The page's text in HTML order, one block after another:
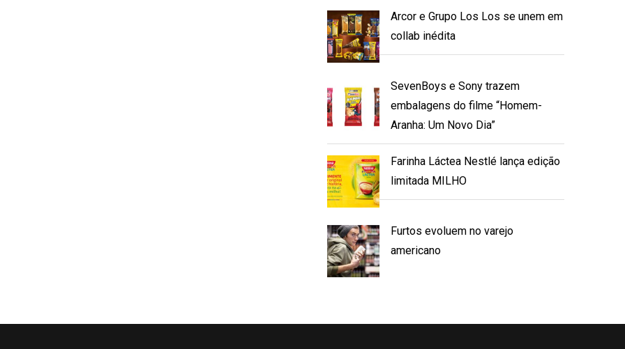
Arcor e Grupo Los Los se unem em
collab inédita
SevenBoys e Sony trazem
embalagens do filme “Homem-
Aranha: Um Novo Dia”
Farinha Láctea Nestlé lança edição
limitada MILHO
Furtos evoluem no varejo
americano